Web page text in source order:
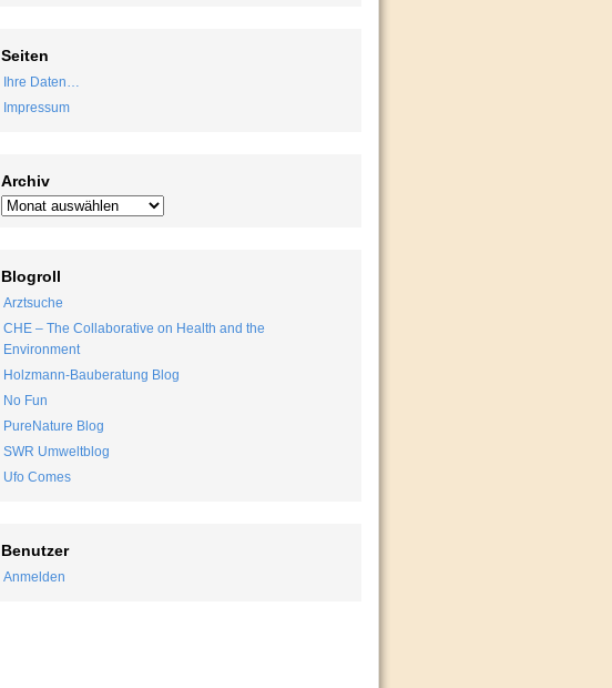
Seiten
Ihre Daten…
Impressum
Archiv
Blogroll
Arztsuche
CHE – The Collaborative on Health and the
Environment
Holzmann-Bauberatung Blog
No Fun
PureNature Blog
SWR Umweltblog
Ufo Comes
Benutzer
Anmelden